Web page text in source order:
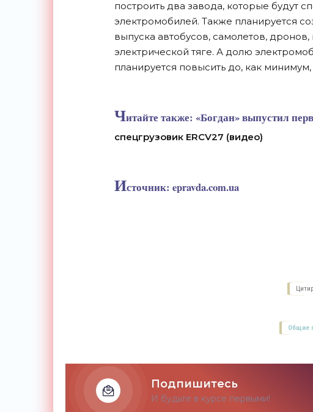
построить два завода, которые будут
электромобилей. Также планируется
выпуска автобусов, самолетов,
электрической тяге. А долю
планируется повысить до, как минимум,
Читайте также: «Богдан» выпустил
спецгрузовик ERCV27 (видео)
Источник: epravda.com.ua
Общие
Подпишитесь
И будьте в курсе первыми!